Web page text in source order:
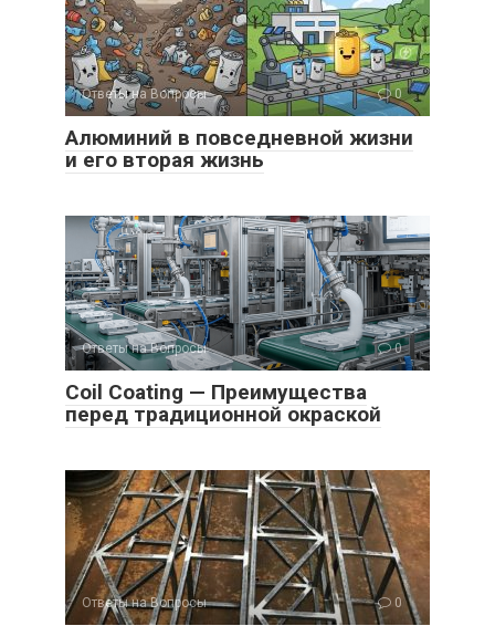
Ответы на Вопросы 0
Алюминий в повседневной жизни
и его вторая жизнь
Ответы на Вопросы 0
Coil Coating — Преимущества
перед традиционной окраской
Ответы на Вопросы 0